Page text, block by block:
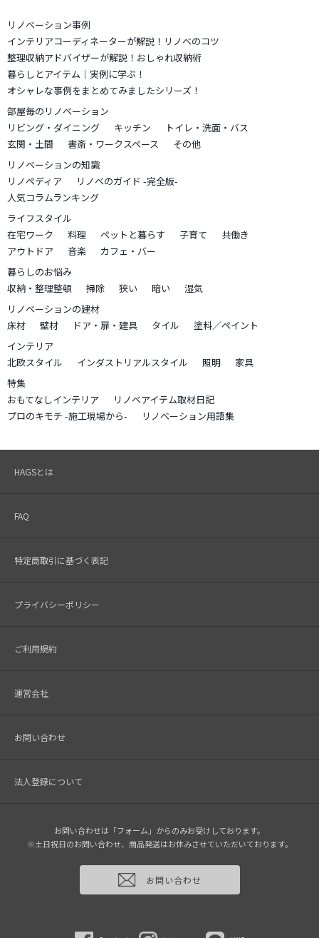
リノベーション事例
インテリアコーディネーターが解説！リノベのコツ
整理収納アドバイザーが解説！おしゃれ収納術
暮らしとアイテム｜実例に学ぶ！
オシャレな事例をまとめてみましたシリーズ！
部屋毎のリノベーション
リビング・ダイニング
キッチン
トイレ・洗面・バス
玄関・土間
書斎・ワークスペース
その他
リノベーションの知識
リノペディア
リノベのガイド -完全版-
人気コラムランキング
ライフスタイル
在宅ワーク
料理 ペットと暮らす 子育て
共働き
アウトドア
音楽
カフェ・バー
暮らしのお悩み
収納・整理整頓
掃除 狭い 暗い
湿気
リノベーションの建材
床材
壁材 ドア・扉・建具 タイル
塗料／ペイント
インテリア
北欧スタイル
インダストリアルスタイル 照明
家具
特集
おもてなしインテリア
リノベアイテム取材日記
プロのキモチ -施工現場から-
リノベーション用語集
HAGSとは
FAQ
特定商取引に基づく表記
プライバシーポリシー
ご利用規約
運営会社
お問い合わせ
法人登録について
お問い合わせは「フォーム」からのみお受けしております。
※土日祝日のお問い合わせ、商品発送はお休みさせていただいております。
お問い合わせ